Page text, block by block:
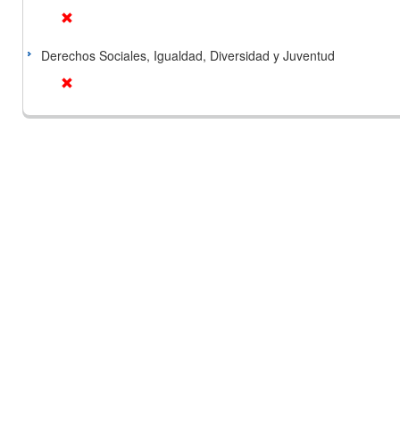
Derechos Sociales, Igualdad, Diversidad y Juventud